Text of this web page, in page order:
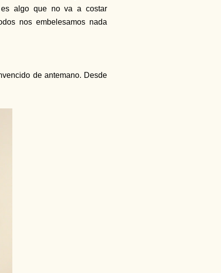
algo que no va a costar
nos embelesamos nada
de antemano. Desde